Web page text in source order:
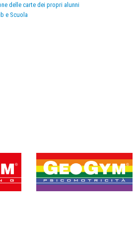
delle carte dei propri alunni
e Scuola